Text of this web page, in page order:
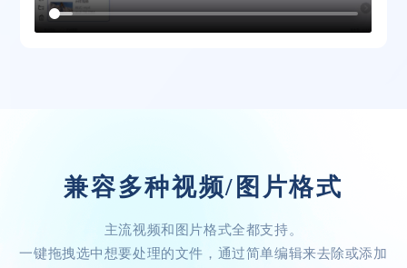
兼容多种视频/图片格式
主流视频和图片格式全都支持。
一键拖拽选中想要处理的文件，通过简单编辑来去除或添加
水印就这么去除掉了，试了这么多软件就这
个最满意，啥都不用说了试试就知道啦~
内存小，功能很强大